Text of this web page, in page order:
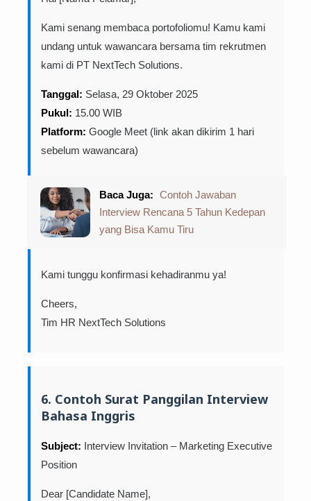
Kami senang membaca portofoliomu! Kamu kami
undang untuk wawancara bersama tim rekrutmen
kami di PT NextTech Solutions.
Tanggal: Selasa, 29 Oktober 2025
Pukul: 15.00 WIB
Platform: Google Meet (link akan dikirim 1 hari
sebelum wawancara)
Baca Juga:
Contoh Jawaban
Interview Rencana 5 Tahun Kedepan
yang Bisa Kamu Tiru
Kami tunggu konfirmasi kehadiranmu ya!
Cheers,
Tim HR NextTech Solutions
6. Contoh Surat Panggilan Interview
Bahasa Inggris
Subject: Interview Invitation – Marketing Executive
Position
Dear [Candidate Name],